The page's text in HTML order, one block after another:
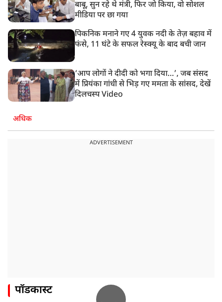
बाबू, सुन रहे थे मंत्री, फिर जो किया, वो सोशल
मीडिया पर छा गया
पिकनिक मनाने गए 4 युवक नदी के तेज़ बहाव में
फंसे, 11 घंटे के सफल रेस्क्यू के बाद बची जान
‘आप लोगों ने दीदी को भगा दिया…’, जब संसद
में प्रियंका गांधी से भिड़ गए ममता के सांसद, देखें
दिलचस्प Video
अधिक
ADVERTISEMENT
पॉडकास्ट